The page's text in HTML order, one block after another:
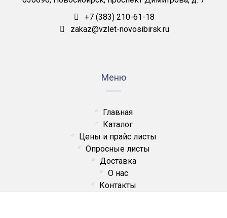
+7 (383) 210-61-18
zakaz@vzlet-novosibirsk.ru
Меню
Главная
Каталог
Цены и прайс листы
Опросные листы
Доставка
О нас
Контакты